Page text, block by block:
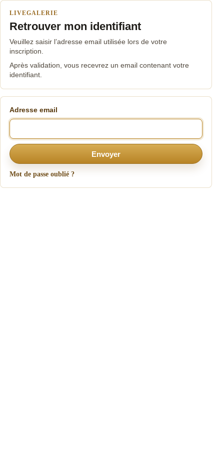
LIVEGALERIE
Retrouver mon identifiant
Veuillez saisir l’adresse email utilisée lors de votre
inscription.
Après validation, vous recevrez un email contenant votre
identifiant.
Adresse email
Envoyer
Mot de passe oublié ?